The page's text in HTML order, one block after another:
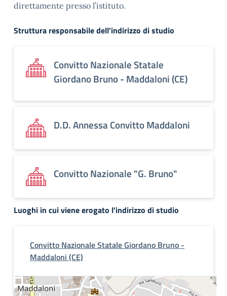
direttamente presso l’istituto.
Struttura responsabile dell'indirizzo di studio
Convitto Nazionale Statale
Giordano Bruno - Maddaloni (CE)
D.D. Annessa Convitto Maddaloni
Convitto Nazionale "G. Bruno"
Luoghi in cui viene erogato l'indirizzo di studio
Convitto Nazionale Statale Giordano Bruno -
Maddaloni (CE)